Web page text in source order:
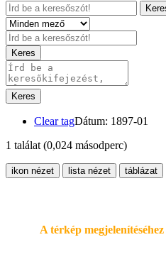
Keres
Keres
Clear tagDátum: 1897-01
1 találat (0,024 másodperc)
ikon nézet lista nézet táblázat
A térkép